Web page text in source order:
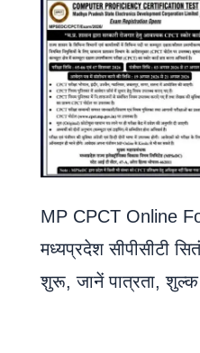
MP CPCT Online
मध्यप्रदेश सीपीसीटी
शुरू, जानें पात्रता, शुल्क